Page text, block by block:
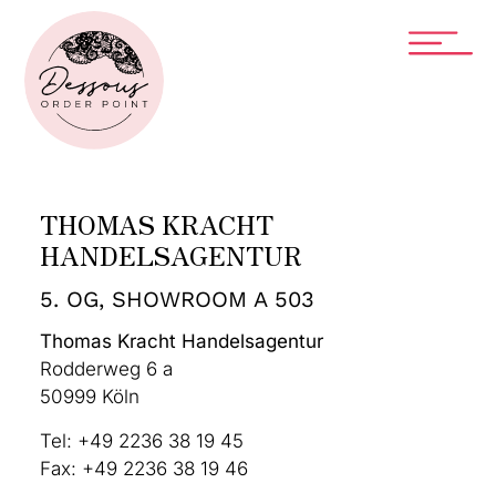
THOMAS KRACHT
HANDELSAGENTUR
5. OG, SHOWROOM A 503
Thomas Kracht Handelsagentur
Rodderweg 6 a
50999 Köln
Tel: +49 2236 38 19 45
Fax: +49 2236 38 19 46